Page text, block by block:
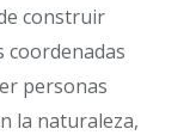
construir
coordenadas
personas
la naturaleza,